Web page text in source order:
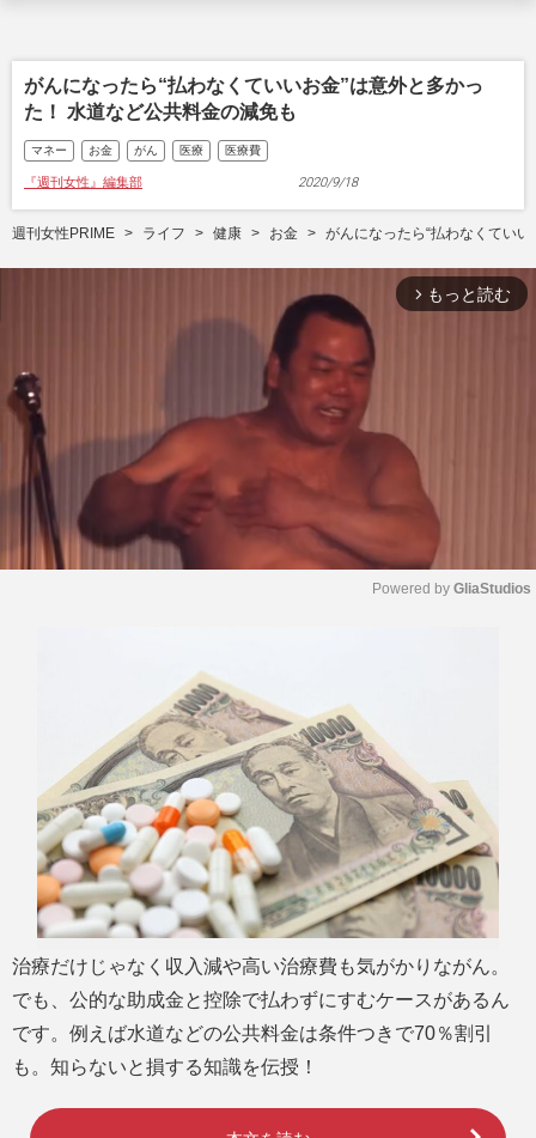
がんになったら“払わなくていいお金”は意外と多かっ
た！ 水道など公共料金の減免も
マネー お金 がん 医療 医療費
『週刊女性』編集部 2020/9/18
週刊女性PRIME ライフ 健康 お金 がんになったら“払わなくてい
arrow_forward_ios もっと読む
Powered by GliaStudios
治療だけじゃなく収入減や高い治療費も気がかりながん。
でも、公的な助成金と控除で払わずにすむケースがあるん
です。例えば水道などの公共料金は条件つきで70％割引
も。知らないと損する知識を伝授！